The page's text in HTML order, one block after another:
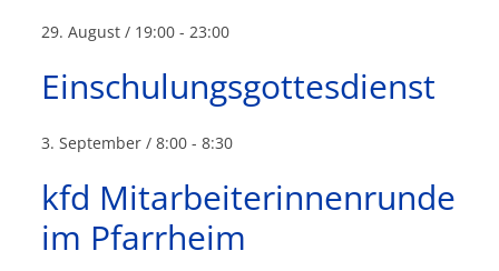
29. August / 19:00 -23:00
Einschulungsgottesdienst
3. September / 8:00 -8:30
kfd Mitarbeiterinnenrunde
im Pfarrheim